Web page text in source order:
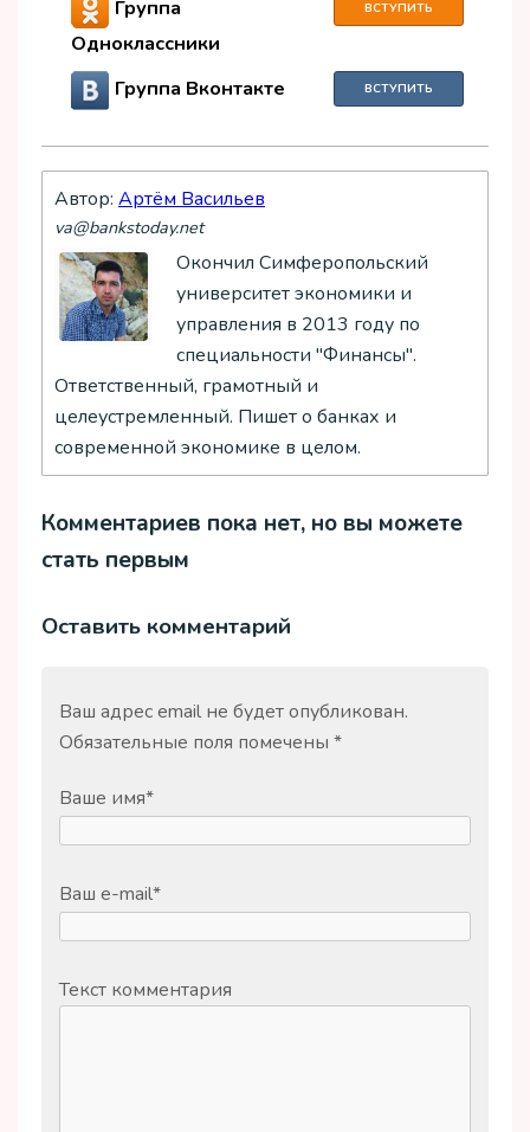
Группа
Одноклассники
ВСТУПИТЬ
Группа Вконтакте ВСТУПИТЬ
Автор: Артём Васильев
va@bankstoday.net
Окончил Симферопольский
университет экономики и
управления в 2013 году по
специальности "Финансы".
Ответственный, грамотный и
целеустремленный. Пишет о банках и
современной экономике в целом.
Комментариев пока нет, но вы можете
стать первым
Оставить комментарий
Ваш адрес email не будет опубликован.
Обязательные поля помечены *
Ваше имя*
Ваш e-mail*
Текст комментария